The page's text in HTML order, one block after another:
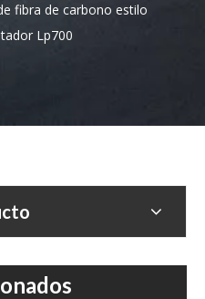
fibra de carbono estilo
Lp700
Kit de carrocería Mansory W12 de fibra de carbono forjado para Bentley Bentayga